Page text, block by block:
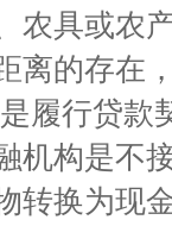
农具或农
离的存在
履行贷款
机构是不
转换为现